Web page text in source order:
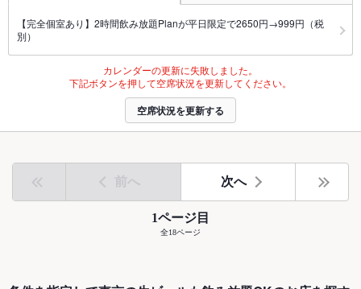
【完全個室あり】2時間飲み放題Planが平日限定で2650円→999円（税
別）
カレンダーの更新に失敗しました。
下記ボタンを押して空席状況を更新してください。
空席状況を更新する
前へ 次へ
1ページ目
全18ページ